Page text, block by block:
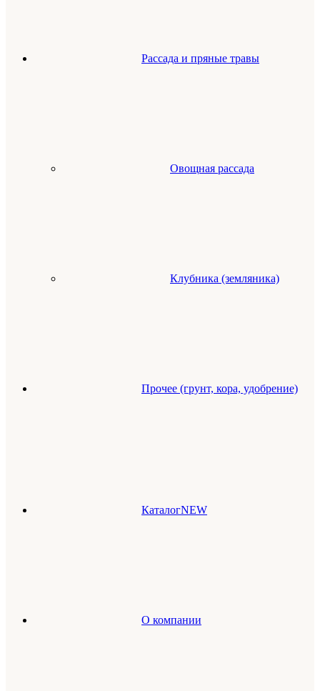
Рассада и пряные травы
Овощная рассада
Клубника (земляника)
Прочее (грунт, кора, удобрение)
КаталогNEW
О компании